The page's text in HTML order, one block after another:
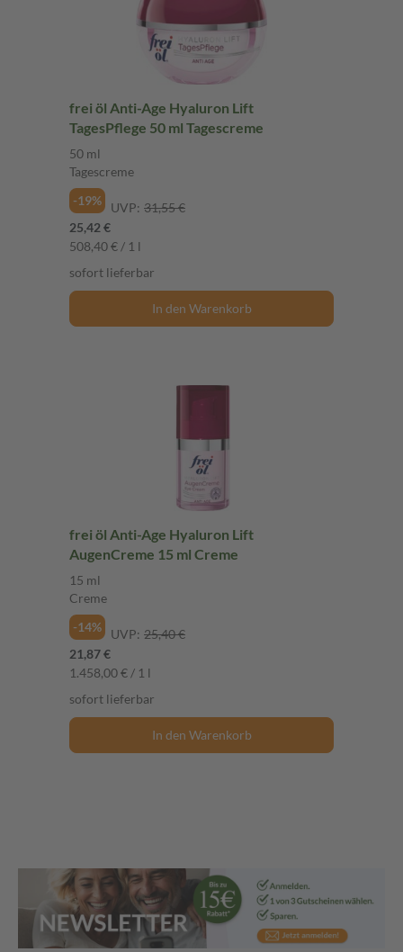
frei öl Anti-Age Hyaluron Lift
TagesPflege 50 ml Tagescreme
50 ml
Tagescreme
-19%
UVP: 31,55 €
25,42 €
508,40 € / 1 l
sofort lieferbar
In den Warenkorb
frei öl Anti-Age Hyaluron Lift
AugenCreme 15 ml Creme
15 ml
Creme
-14%
UVP: 25,40 €
21,87 €
1.458,00 € / 1 l
sofort lieferbar
In den Warenkorb